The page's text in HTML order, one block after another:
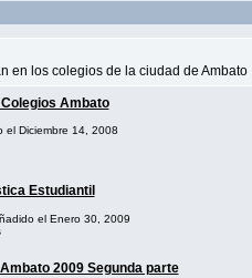
en los colegios de la ciudad de Ambato
Ambato
el Diciembre 14, 2008
Estudiantil
el Enero 30, 2009
2009 Segunda parte